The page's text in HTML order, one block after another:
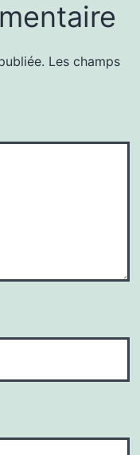
Les champs